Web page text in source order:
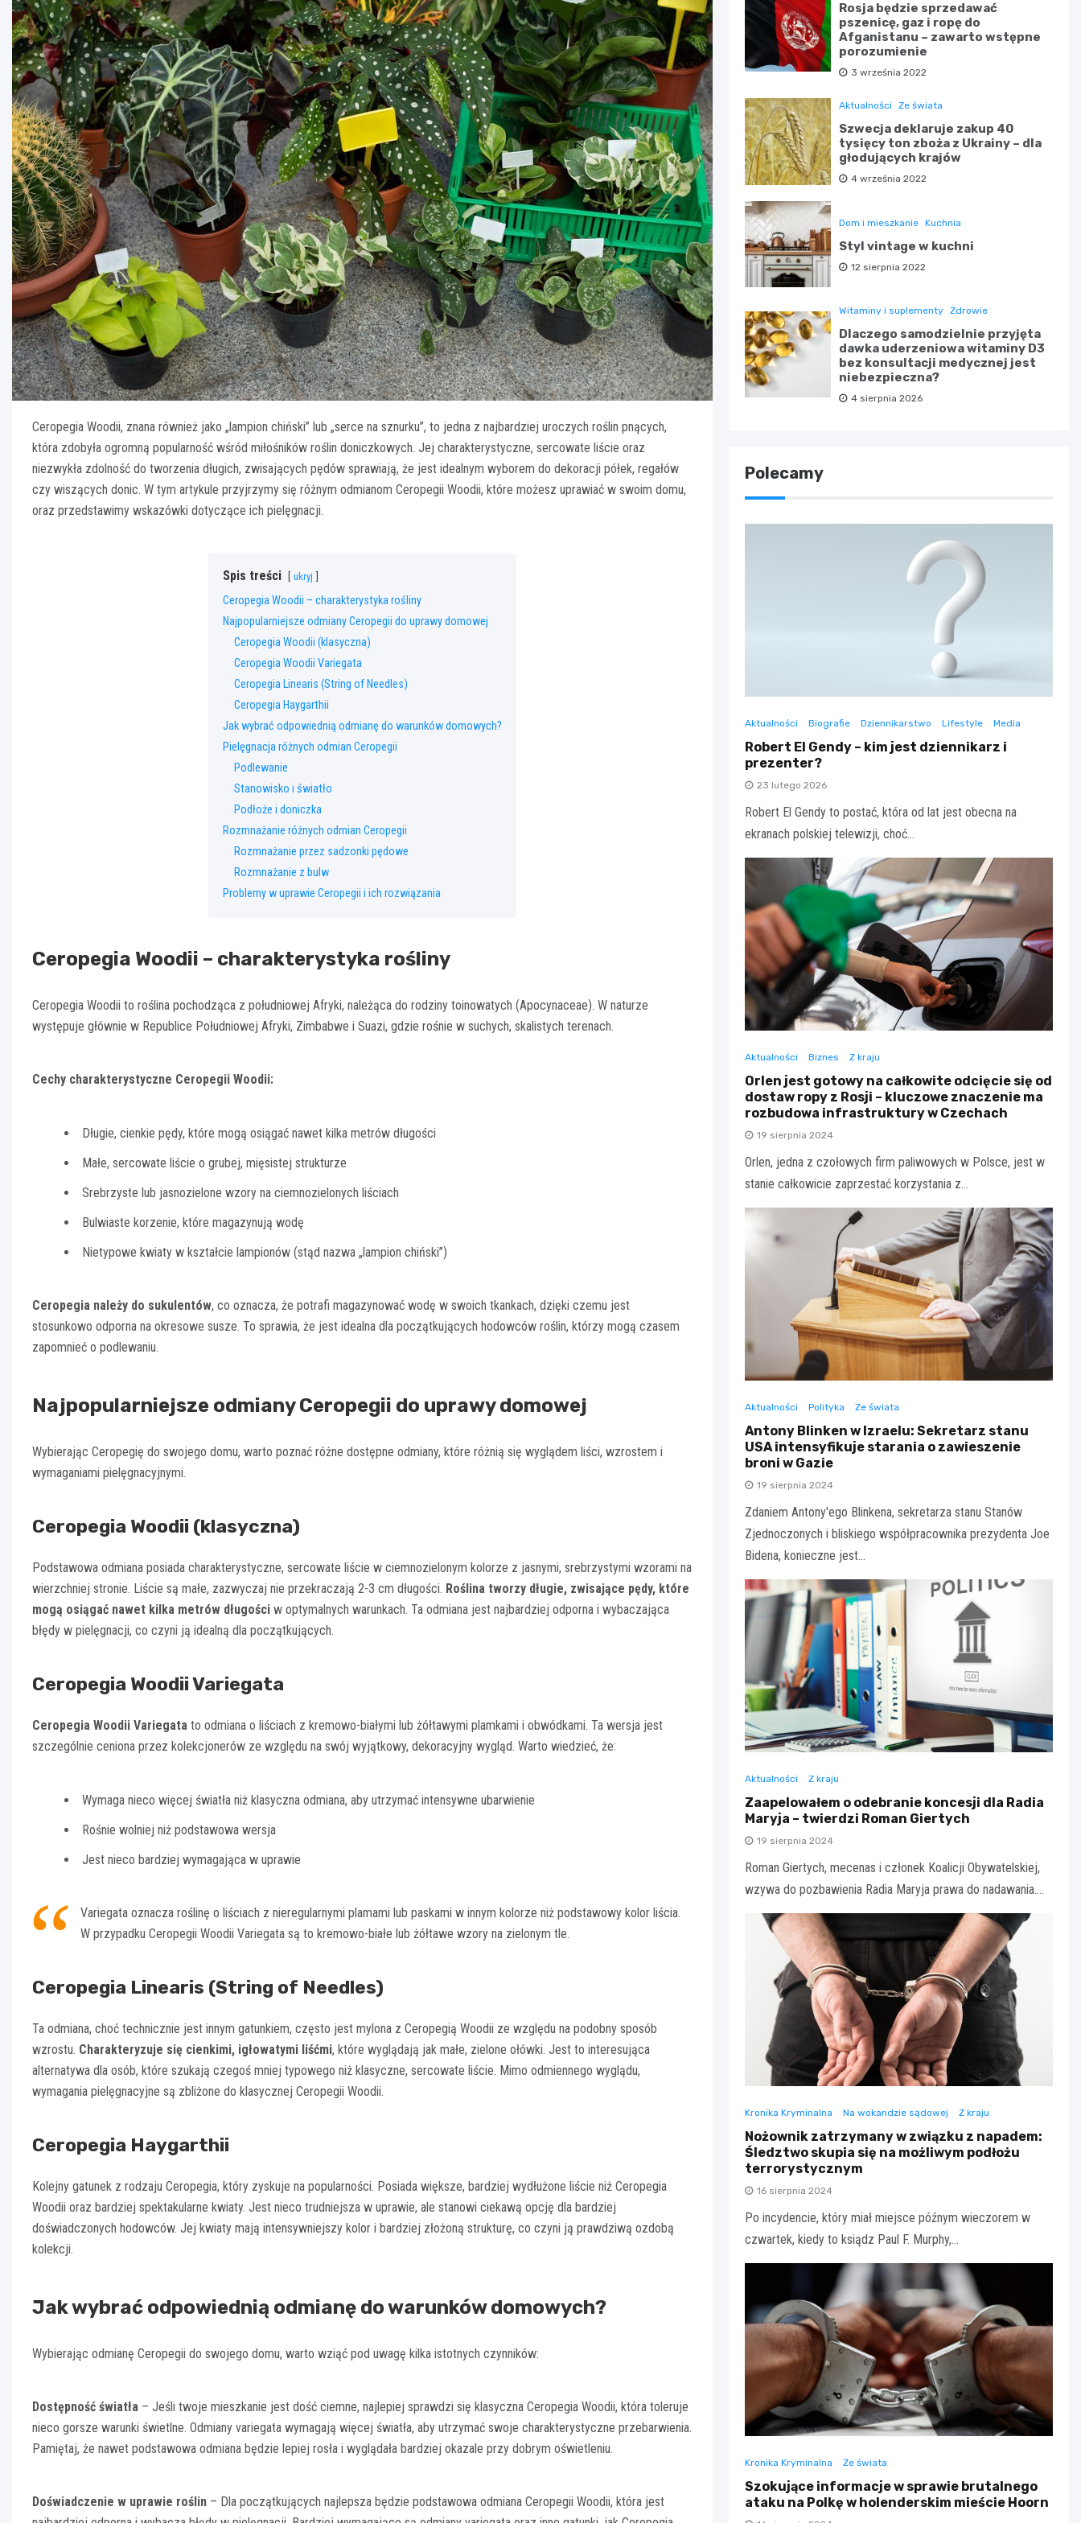
Ceropegia Woodii, znana również jako „lampion chiński” lub „serce na sznurku”, to jedna z najbardziej uroczych roślin pnących,
która zdobyła ogromną popularność wśród miłośników roślin doniczkowych. Jej charakterystyczne, sercowate liście oraz
niezwykła zdolność do tworzenia długich, zwisających pędów sprawiają, że jest idealnym wyborem do dekoracji półek, regałów
czy wiszących donic. W tym artykule przyjrzymy się różnym odmianom Ceropegii Woodii, które możesz uprawiać w swoim domu,
oraz przedstawimy wskazówki dotyczące ich pielęgnacji.
Spis treści ukryj
Ceropegia Woodii – charakterystyka rośliny
Najpopularniejsze odmiany Ceropegii do uprawy domowej
Ceropegia Woodii (klasyczna)
Ceropegia Woodii Variegata
Ceropegia Linearis (String of Needles)
Ceropegia Haygarthii
Jak wybrać odpowiednią odmianę do warunków domowych?
Pielęgnacja różnych odmian Ceropegii
Podlewanie
Stanowisko i światło
Podłoże i doniczka
Rozmnażanie różnych odmian Ceropegii
Rozmnażanie przez sadzonki pędowe
Rozmnażanie z bulw
Problemy w uprawie Ceropegii i ich rozwiązania
Ceropegia Woodii – charakterystyka rośliny
Ceropegia Woodii to roślina pochodząca z południowej Afryki, należąca do rodziny toinowatych (Apocynaceae). W naturze
występuje głównie w Republice Południowej Afryki, Zimbabwe i Suazi, gdzie rośnie w suchych, skalistych terenach.
Cechy charakterystyczne Ceropegii Woodii:
Długie, cienkie pędy, które mogą osiągać nawet kilka metrów długości
Małe, sercowate liście o grubej, mięsistej strukturze
Srebrzyste lub jasnozielone wzory na ciemnozielonych liściach
Bulwiaste korzenie, które magazynują wodę
Nietypowe kwiaty w kształcie lampionów (stąd nazwa „lampion chiński”)
Ceropegia należy do sukulentów, co oznacza, że potrafi magazynować wodę w swoich tkankach, dzięki czemu jest
stosunkowo odporna na okresowe susze. To sprawia, że jest idealna dla początkujących hodowców roślin, którzy mogą czasem
zapomnieć o podlewaniu.
Najpopularniejsze odmiany Ceropegii do uprawy domowej
Wybierając Ceropegię do swojego domu, warto poznać różne dostępne odmiany, które różnią się wyglądem liści, wzrostem i
wymaganiami pielęgnacyjnymi.
Ceropegia Woodii (klasyczna)
Podstawowa odmiana posiada charakterystyczne, sercowate liście w ciemnozielonym kolorze z jasnymi, srebrzystymi wzorami na
wierzchniej stronie. Liście są małe, zazwyczaj nie przekraczają 2-3 cm długości. Roślina tworzy długie, zwisające pędy, które
mogą osiągać nawet kilka metrów długości w optymalnych warunkach. Ta odmiana jest najbardziej odporna i wybaczająca
błędy w pielęgnacji, co czyni ją idealną dla początkujących.
Ceropegia Woodii Variegata
Ceropegia Woodii Variegata to odmiana o liściach z kremowo-białymi lub żółtawymi plamkami i obwódkami. Ta wersja jest
szczególnie ceniona przez kolekcjonerów ze względu na swój wyjątkowy, dekoracyjny wygląd. Warto wiedzieć, że:
Wymaga nieco więcej światła niż klasyczna odmiana, aby utrzymać intensywne ubarwienie
Rośnie wolniej niż podstawowa wersja
Jest nieco bardziej wymagająca w uprawie
Variegata oznacza roślinę o liściach z nieregularnymi plamami lub paskami w innym kolorze niż podstawowy kolor liścia.
W przypadku Ceropegii Woodii Variegata są to kremowo-białe lub żółtawe wzory na zielonym tle.
Ceropegia Linearis (String of Needles)
Ta odmiana, choć technicznie jest innym gatunkiem, często jest mylona z Ceropegią Woodii ze względu na podobny sposób
wzrostu. Charakteryzuje się cienkimi, igłowatymi liśćmi, które wyglądają jak małe, zielone ołówki. Jest to interesująca
alternatywa dla osób, które szukają czegoś mniej typowego niż klasyczne, sercowate liście. Mimo odmiennego wyglądu,
wymagania pielęgnacyjne są zbliżone do klasycznej Ceropegii Woodii.
Ceropegia Haygarthii
Kolejny gatunek z rodzaju Ceropegia, który zyskuje na popularności. Posiada większe, bardziej wydłużone liście niż Ceropegia
Woodii oraz bardziej spektakularne kwiaty. Jest nieco trudniejsza w uprawie, ale stanowi ciekawą opcję dla bardziej
doświadczonych hodowców. Jej kwiaty mają intensywniejszy kolor i bardziej złożoną strukturę, co czyni ją prawdziwą ozdobą
kolekcji.
Jak wybrać odpowiednią odmianę do warunków domowych?
Wybierając odmianę Ceropegii do swojego domu, warto wziąć pod uwagę kilka istotnych czynników:
Dostępność światła – Jeśli twoje mieszkanie jest dość ciemne, najlepiej sprawdzi się klasyczna Ceropegia Woodii, która toleruje
nieco gorsze warunki świetlne. Odmiany variegata wymagają więcej światła, aby utrzymać swoje charakterystyczne przebarwienia.
Pamiętaj, że nawet podstawowa odmiana będzie lepiej rosła i wyglądała bardziej okazale przy dobrym oświetleniu.
Doświadczenie w uprawie roślin – Dla początkujących najlepsza będzie podstawowa odmiana Ceropegii Woodii, która jest
Rosja będzie sprzedawać
pszenicę, gaz i ropę do
Afganistanu – zawarto wstępne
porozumienie
3 września 2022
Aktualności Ze świata
Szwecja deklaruje zakup 40
tysięcy ton zboża z Ukrainy – dla
głodujących krajów
4 września 2022
Dom i mieszkanie Kuchnia
Styl vintage w kuchni
12 sierpnia 2022
Witaminy i suplementy Zdrowie
Dlaczego samodzielnie przyjęta
dawka uderzeniowa witaminy D3
bez konsultacji medycznej jest
niebezpieczna?
4 sierpnia 2026
Polecamy
Aktualności Biografie Dziennikarstwo Lifestyle Media
Robert El Gendy – kim jest dziennikarz i
prezenter?
23 lutego 2026
Robert El Gendy to postać, która od lat jest obecna na
ekranach polskiej telewizji, choć…
Aktualności Biznes Z kraju
Orlen jest gotowy na całkowite odcięcie się od
dostaw ropy z Rosji – kluczowe znaczenie ma
rozbudowa infrastruktury w Czechach
19 sierpnia 2024
Orlen, jedna z czołowych firm paliwowych w Polsce, jest w
stanie całkowicie zaprzestać korzystania z…
Aktualności Polityka Ze świata
Antony Blinken w Izraelu: Sekretarz stanu
USA intensyfikuje starania o zawieszenie
broni w Gazie
19 sierpnia 2024
Zdaniem Antony'ego Blinkena, sekretarza stanu Stanów
Zjednoczonych i bliskiego współpracownika prezydenta Joe
Bidena, konieczne jest…
Aktualności Z kraju
Zaapelowałem o odebranie koncesji dla Radia
Maryja – twierdzi Roman Giertych
19 sierpnia 2024
Roman Giertych, mecenas i członek Koalicji Obywatelskiej,
wzywa do pozbawienia Radia Maryja prawa do nadawania.…
Kronika Kryminalna Na wokandzie sądowej Z kraju
Nożownik zatrzymany w związku z napadem:
Śledztwo skupia się na możliwym podłożu
terrorystycznym
16 sierpnia 2024
Po incydencie, który miał miejsce późnym wieczorem w
czwartek, kiedy to ksiądz Paul F. Murphy,…
Kronika Kryminalna Ze świata
Szokujące informacje w sprawie brutalnego
ataku na Polkę w holenderskim mieście Hoorn